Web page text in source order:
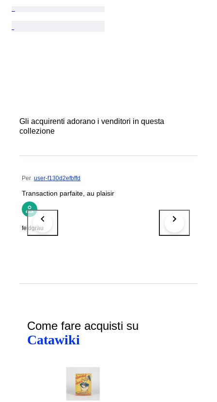
Gli acquirenti adorano i venditori in questa
collezione
Per user-f130d2efbffd
Transaction parfaite, au plaisir
feldgrau
Come fare acquisti su
Catawiki